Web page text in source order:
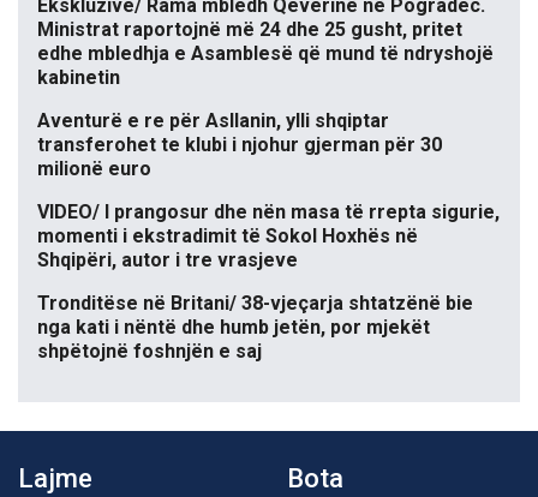
Ekskluzive/ Rama mbledh Qeverinë në Pogradec.
Ministrat raportojnë më 24 dhe 25 gusht, pritet
edhe mbledhja e Asamblesë që mund të ndryshojë
kabinetin
Aventurë e re për Asllanin, ylli shqiptar
transferohet te klubi i njohur gjerman për 30
milionë euro
VIDEO/ I prangosur dhe nën masa të rrepta sigurie,
momenti i ekstradimit të Sokol Hoxhës në
Shqipëri, autor i tre vrasjeve
Tronditëse në Britani/ 38-vjeçarja shtatzënë bie
nga kati i nëntë dhe humb jetën, por mjekët
shpëtojnë foshnjën e saj
Lajme Bota